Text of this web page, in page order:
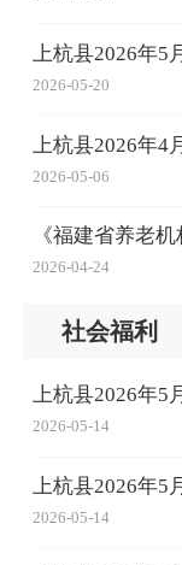
上杭县2026年5
2026-05-20
上杭县2026年
2026-05-06
《福建省养老
2026-04-24
社会福利
上杭县2026年5
2026-05-14
上杭县2026年5
2026-05-14